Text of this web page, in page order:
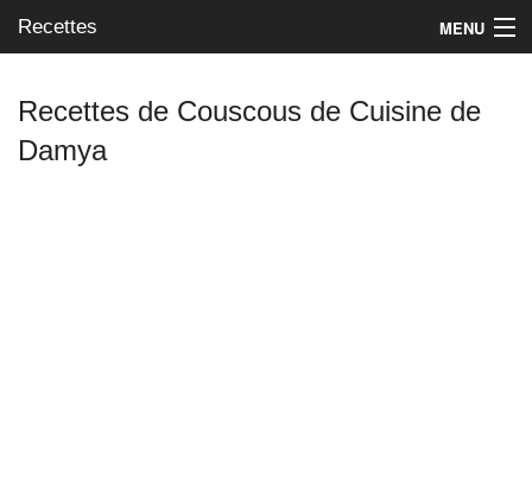
Recettes MENU
Mes blogs préférés
Recettes de Couscous de Cuisine de
Damya